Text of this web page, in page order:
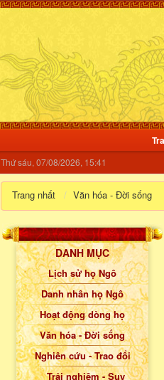
Thứ sáu, 07/08/2026, 15:41
Trang nhất Văn hóa - Đời sống
DANH MỤC
Lịch sử họ Ngô
Danh nhân họ Ngô
Hoạt động dòng họ
Văn hóa - Đời sống
Nghiên cứu - Trao đổi
Trải nghiệm - Suy